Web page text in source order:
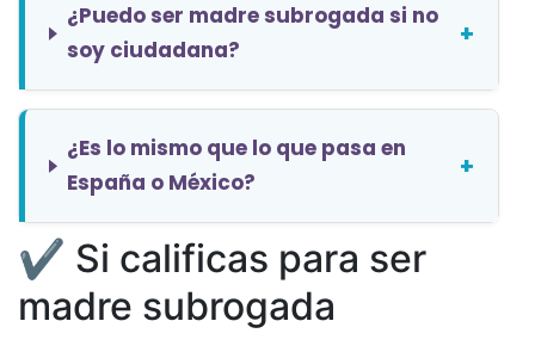
¿Puedo ser madre subrogada si no
soy ciudadana?
+
¿Es lo mismo que lo que pasa en
España o México?
+
✔️ Si calificas para ser
madre subrogada